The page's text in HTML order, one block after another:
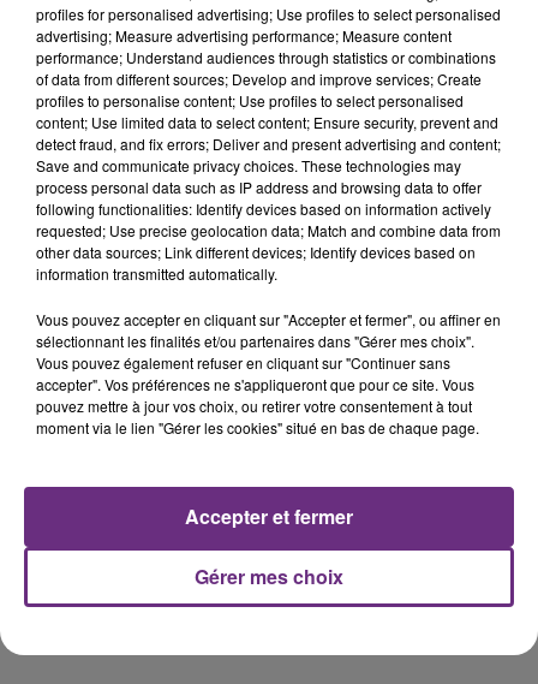
12h06
12h06
Kelly Clarkson
12h03
12h03
11h57
11h57
OLIVIA RODRIGO
11h55
11h55
HARRY STYLES
profiles for personalised advertising; Use profiles to select personalised
advertising; Measure advertising performance; Measure content
performance; Understand audiences through statistics or combinations
of data from different sources; Develop and improve services; Create
profiles to personalise content; Use profiles to select personalised
content; Use limited data to select content; Ensure security, prevent and
detect fraud, and fix errors; Deliver and present advertising and content;
Save and communicate privacy choices. These technologies may
process personal data such as IP address and browsing data to offer
following functionalities: Identify devices based on information actively
requested; Use precise geolocation data; Match and combine data from
other data sources; Link different devices; Identify devices based on
information transmitted automatically.
Vous pouvez accepter en cliquant sur "Accepter et fermer", ou affiner en
sélectionnant les finalités et/ou partenaires dans "Gérer mes choix".
Vous pouvez également refuser en cliquant sur "Continuer sans
accepter". Vos préférences ne s'appliqueront que pour ce site. Vous
pouvez mettre à jour vos choix, ou retirer votre consentement à tout
moment via le lien "Gérer les cookies" situé en bas de chaque page.
Gérer mes choix
Accepter et fermer